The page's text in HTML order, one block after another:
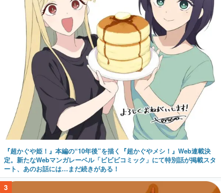
『超かぐや姫！』本編の“10年後”を描く『超かぐやメシ！』Web連載決
定。新たなWebマンガレーベル「ビビビコミック」にて特別話が掲載スタ
ート、あのお話には…まだ続きがある！
3